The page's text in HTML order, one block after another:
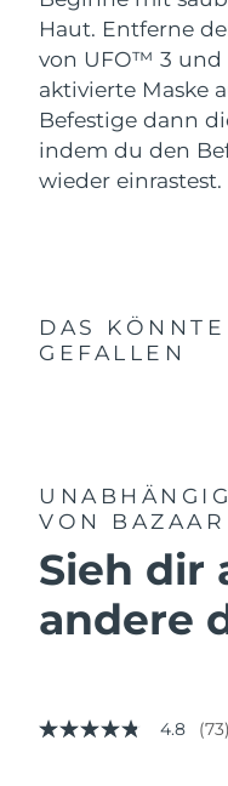
Haut. Entferne
von UFO™ 3
aktivierte Maske
Befestige dann
indem du den
wieder einrastest.
DAS
GEFALLEN
VON
Sieh dir
andere
4.8
4.8 (73)